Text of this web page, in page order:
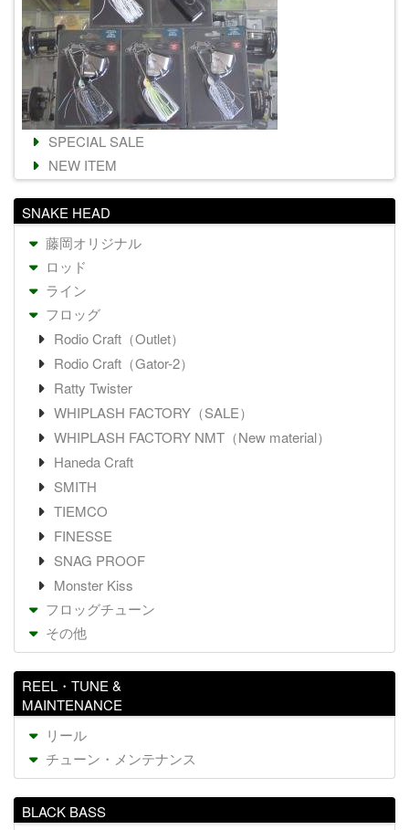
SPECIAL SALE
NEW ITEM
SNAKE HEAD
藤岡オリジナル
ロッド
ライン
フロッグ
Rodio Craft（Outlet）
Rodio Craft（Gator-2）
Ratty Twister
WHIPLASH FACTORY（SALE）
WHIPLASH FACTORY NMT（New material）
Haneda Craft
SMITH
TIEMCO
FINESSE
SNAG PROOF
Monster Kiss
フロッグチューン
その他
REEL・TUNE &
MAINTENANCE
リール
チューン・メンテナンス
BLACK BASS